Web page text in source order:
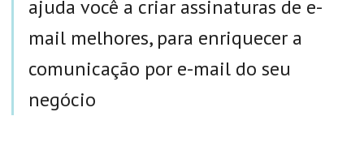
ajuda você a criar assinaturas de e-
mail melhores, para enriquecer a
comunicação por e-mail do seu
negócio